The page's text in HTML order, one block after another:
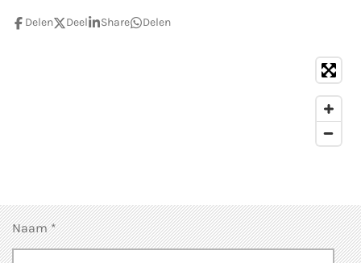
Delen Deel Share Delen
Naam *